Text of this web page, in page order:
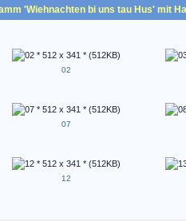
'Wiehnachten bi uns tau Hus' mit
02
07
12